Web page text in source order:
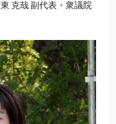
克哉 副代表・衆議院